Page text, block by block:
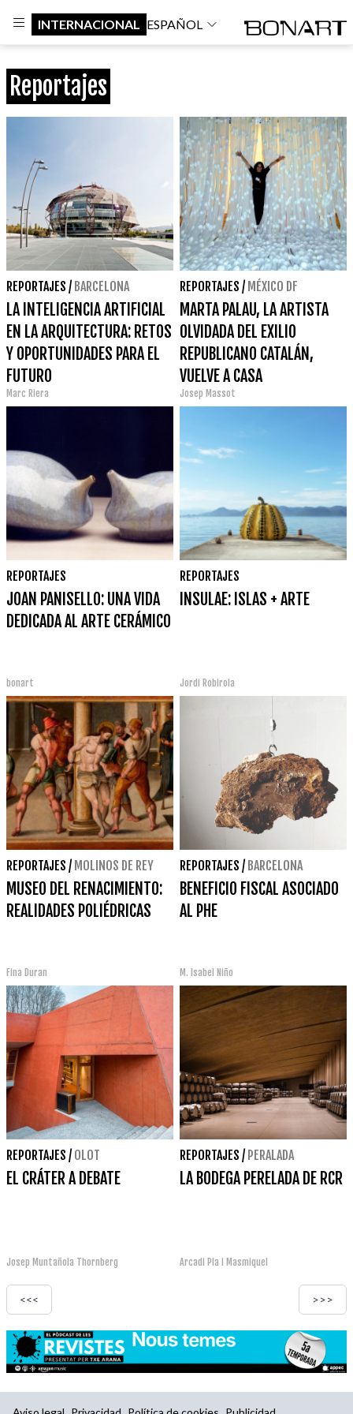
INTERNACIONAL ESPAÑOL
Reportajes
REPORTAJES / BARCELONA
LA INTELIGENCIA ARTIFICIAL
EN LA ARQUITECTURA: RETOS
Y OPORTUNIDADES PARA EL
FUTURO
Marc Riera
REPORTAJES / MÉXICO DF
MARTA PALAU, LA ARTISTA
OLVIDADA DEL EXILIO
REPUBLICANO CATALÁN,
VUELVE A CASA
Josep Massot
REPORTAJES
JOAN PANISELLO: UNA VIDA
DEDICADA AL ARTE CERÁMICO
bonart
REPORTAJES
INSULAE: ISLAS + ARTE
Jordi Robirola
REPORTAJES / MOLINOS DE REY
MUSEO DEL RENACIMIENTO:
REALIDADES POLIÉDRICAS
Fina Duran
REPORTAJES / BARCELONA
BENEFICIO FISCAL ASOCIADO
AL PHE
M. Isabel Niño
REPORTAJES / OLOT
EL CRÁTER A DEBATE
Josep Muntañola Thornberg
REPORTAJES / PERALADA
LA BODEGA PERELADA DE RCR
Arcadi Pla i Masmiquel
<<< >>>